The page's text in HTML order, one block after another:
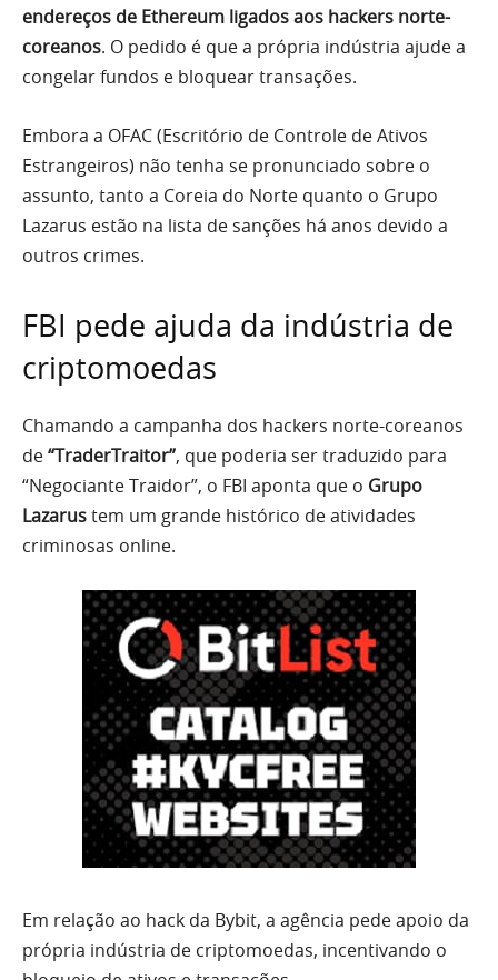
endereços de Ethereum ligados aos hackers norte-
coreanos. O pedido é que a própria indústria ajude a
congelar fundos e bloquear transações.
Embora a OFAC (Escritório de Controle de Ativos
Estrangeiros) não tenha se pronunciado sobre o
assunto, tanto a Coreia do Norte quanto o Grupo
Lazarus estão na lista de sanções há anos devido a
outros crimes.
FBI pede ajuda da indústria de
criptomoedas
Chamando a campanha dos hackers norte-coreanos
de“TraderTraitor”, que poderia ser traduzido para
“Negociante Traidor”, o FBI aponta que o Grupo
Lazarustem um grande histórico de atividades
criminosas online.
Em relação ao hack da Bybit, a agência pede apoio da
própria indústria de criptomoedas, incentivando o